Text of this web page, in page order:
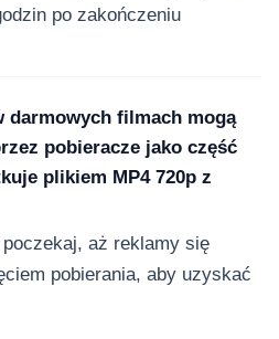
po zakończeniu
darmowych filmach mogą
pobieracze jako część
plikiem MP4 720p z
aż reklamy się
pobierania, aby uzyskać